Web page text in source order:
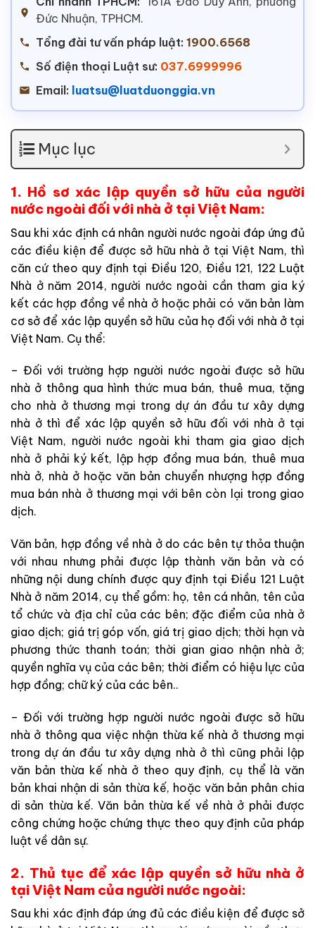
Đức Nhuận, TPHCM.
Tổng đài tư vấn pháp luật: 1900.6568
Số điện thoại Luật sư: 037.6999996
Email: luatsu@luatduonggia.vn
Mục lục
1. Hồ sơ xác lập quyền sở hữu của người
nước ngoài đối với nhà ở tại Việt Nam:
Sau khi xác định cá nhân người nước ngoài đáp ứng đủ
các điều kiện để được sở hữu nhà ở tại Việt Nam, thì
căn cứ theo quy định tại Điều 120, Điều 121, 122 Luật
Nhà ở năm 2014, người nước ngoài cần tham gia ký
kết các hợp đồng về nhà ở hoặc phải có văn bản làm
cơ sở để xác lập quyền sở hữu của họ đối với nhà ở tại
Việt Nam. Cụ thể:
– Đối với trường hợp người nước ngoài được sở hữu
nhà ở thông qua hình thức mua bán, thuê mua, tặng
cho nhà ở thương mại trong dự án đầu tư xây dựng
nhà ở thì để xác lập quyền sở hữu đối với nhà ở tại
Việt Nam, người nước ngoài khi tham gia giao dịch
nhà ở phải ký kết, lập hợp đồng mua bán, thuê mua
nhà ở, nhà ở hoặc văn bản chuyển nhượng hợp đồng
mua bán nhà ở thương mại với bên còn lại trong giao
dịch.
Văn bản, hợp đồng về nhà ở do các bên tự thỏa thuận
với nhau nhưng phải được lập thành văn bản và có
những nội dung chính được quy định tại Điều 121 Luật
Nhà ở năm 2014, cụ thể gồm: họ, tên cá nhân, tên của
tổ chức và địa chỉ của các bên; đặc điểm của nhà ở
giao dịch; giá trị góp vốn, giá trị giao dịch; thời hạn và
phương thức thanh toán; thời gian giao nhận nhà ở;
quyền nghĩa vụ của các bên; thời điểm có hiệu lực của
hợp đồng; chữ ký của các bên..
– Đối với trường hợp người nước ngoài được sở hữu
nhà ở thông qua việc nhận thừa kế nhà ở thương mại
trong dự án đầu tư xây dựng nhà ở thì cũng phải lập
văn bản thừa kế nhà ở theo quy định, cụ thể là văn
bản khai nhận di sản thừa kế, hoặc văn bản phân chia
di sản thừa kế. Văn bản thừa kế về nhà ở phải được
công chứng hoặc chứng thực theo quy định của pháp
luật về dân sự.
2. Thủ tục để xác lập quyền sở hữu nhà ở
tại Việt Nam của người nước ngoài:
Sau khi xác định đáp ứng đủ các điều kiện để được sở